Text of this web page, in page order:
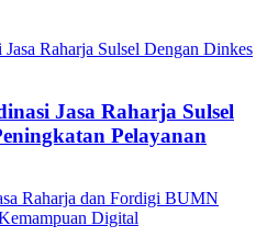
Jasa Raharja Sulsel
Pelayanan